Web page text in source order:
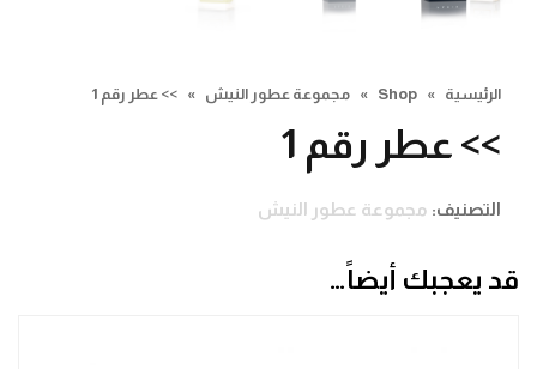
الرئيسية »
Shop
» مجموعة عطور النيش » >> عطر رقم 1
>> عطر رقم 1
التصنيف: مجموعة عطور النيش
قد يعجبك أيضاً…